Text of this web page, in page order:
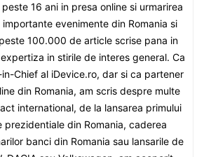
16 ani in presa online si urmarirea
evenimente din Romania si
100.000 de article scrise pana in
in stirile de interes general. Ca
Chief al iDevice.ro, dar si ca partener
din Romania, am scris despre multe
international, de la lansarea primului
prezidentiale din Romania, caderea
banci din Romania sau lansarile de